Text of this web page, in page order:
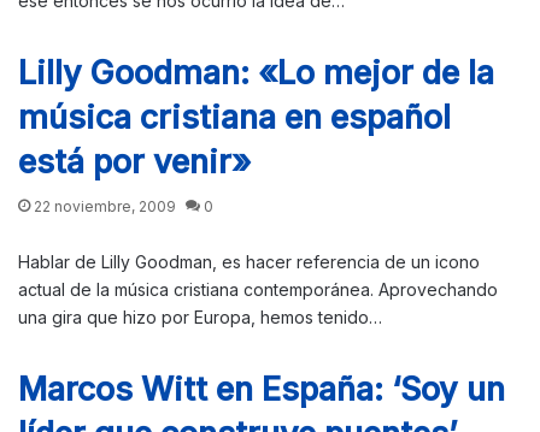
Lilly Goodman: «Lo mejor de la
música cristiana en español
está por venir»
22 noviembre, 2009 0
Hablar de Lilly Goodman, es hacer referencia de un icono
actual de la música cristiana contemporánea. Aprovechando
una gira que hizo por Europa, hemos tenido…
Marcos Witt en España: ‘Soy un